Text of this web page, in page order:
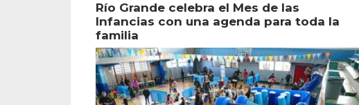
Río Grande celebra el Mes de las
Infancias con una agenda para toda la
familia